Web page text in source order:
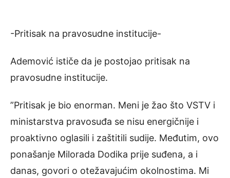
-Pritisak na pravosudne institucije-
Ademović ističe da je postojao pritisak na
pravosudne institucije.
”Pritisak je bio enorman. Meni je žao što VSTV i
ministarstva pravosuđa se nisu energičnije i
proaktivno oglasili i zaštitili sudije. Međutim, ovo
ponašanje Milorada Dodika prije suđena, a i
danas, govori o otežavajućim okolnostima. Mi